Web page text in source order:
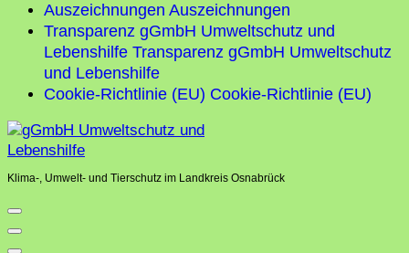
Auszeichnungen Auszeichnungen
Transparenz gGmbH Umweltschutz und
Lebenshilfe Transparenz gGmbH Umweltschutz
und Lebenshilfe
Cookie-Richtlinie (EU) Cookie-Richtlinie (EU)
Klima-, Umwelt- und Tierschutz im Landkreis Osnabrück